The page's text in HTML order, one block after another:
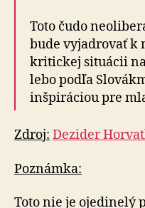
Toto čudo
bude vyjadrovať k
kritickej situácii
lebo podľa
inšpiráciou pre
Zdroj: Dezider
Poznámka:
Toto nie je ojedinelý